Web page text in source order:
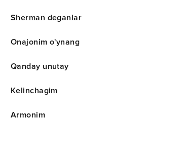
Sherman deganlar
Onajonim o'ynang
Qanday unutay
Kelinchagim
Armonim